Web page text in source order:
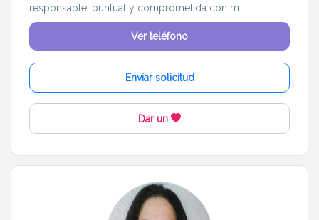
responsable, puntual y comprometida con m...
Ver teléfono
Enviar solicitud
Dar un